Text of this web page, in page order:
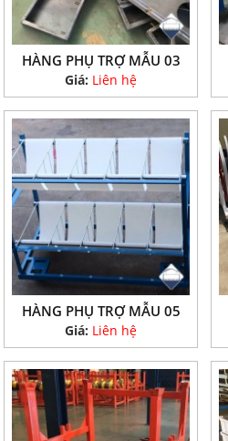
HÀNG PHỤ TRỢ MẪU 03
Giá: Liên hệ
HÀNG PHỤ TRỢ MẪU 05
Giá: Liên hệ